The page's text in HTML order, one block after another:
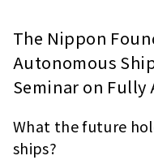
The Nippon
Autonomous
Seminar on
What the future
ships?